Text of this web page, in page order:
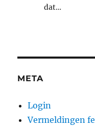
dat…
META
Login
Vermeldingen